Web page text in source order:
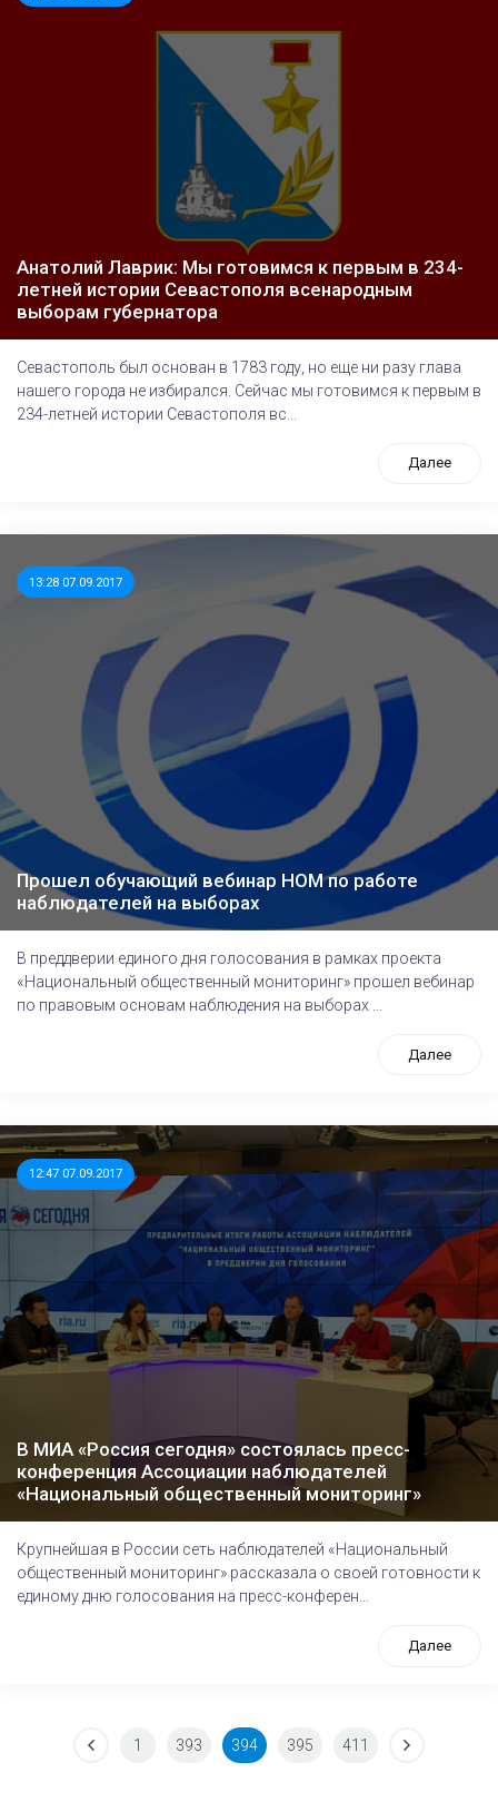
Анатолий Лаврик: Мы готовимся к первым в 234-
летней истории Севастополя всенародным
выборам губернатора
Севастополь был основан в 1783 году, но еще ни разу глава
нашего города не избирался. Сейчас мы готовимся к первым в
234-летней истории Севастополя вс...
Далее
13:28 07.09.2017
Прошел обучающий вебинар НОМ по работе
наблюдателей на выборах
В преддверии единого дня голосования в рамках проекта
«Национальный общественный мониторинг» прошел вебинар
по правовым основам наблюдения на выборах ...
Далее
12:47 07.09.2017
В МИА «Россия сегодня» состоялась пресс-
конференция Ассоциации наблюдателей
«Национальный общественный мониторинг»
Крупнейшая в России сеть наблюдателей «Национальный
общественный мониторинг» рассказала о своей готовности к
единому дню голосования на пресс-конферен...
Далее
1 393 394 395 411